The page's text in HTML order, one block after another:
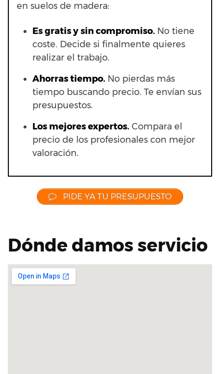
en suelos de madera:
Es gratis y sin compromiso. No tiene
coste. Decide si finalmente quieres
realizar el trabajo.
Ahorras tiempo. No pierdas más
tiempo buscando precio. Te envían sus
presupuestos.
Los mejores expertos. Compara el
precio de los profesionales con mejor
valoración.
PIDE YA TU PRESUPUESTO
Dónde damos servicio